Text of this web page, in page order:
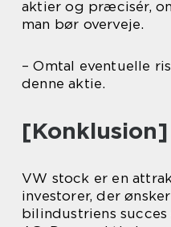
aktier og præcisér,
man bør overveje.
– Omtal eventuelle
denne aktie.
[Konklusion]
VW stock er en
investorer, der
bilindustriens